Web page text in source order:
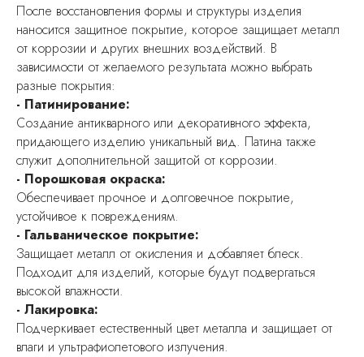
После восстановления формы и структуры изделия
наносится защитное покрытие, которое защищает металл
от коррозии и других внешних воздействий. В
зависимости от желаемого результата можно выбрать
разные покрытия:
- Патинирование:
Создание антикварного или декоративного эффекта,
придающего изделию уникальный вид. Патина также
служит дополнительной защитой от коррозии.
- Порошковая окраска:
Обеспечивает прочное и долговечное покрытие,
устойчивое к повреждениям.
- Гальваническое покрытие:
Защищает металл от окисления и добавляет блеск.
Подходит для изделий, которые будут подвергаться
высокой влажности.
- Лакировка:
Подчеркивает естественный цвет металла и защищает от
влаги и ультрафиолетового излучения.